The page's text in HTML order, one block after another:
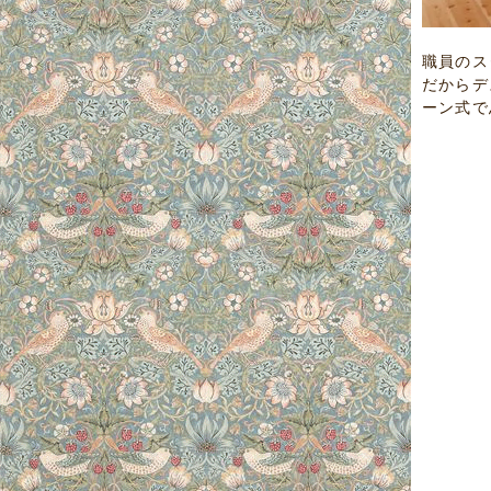
職員の
だから
ーン式